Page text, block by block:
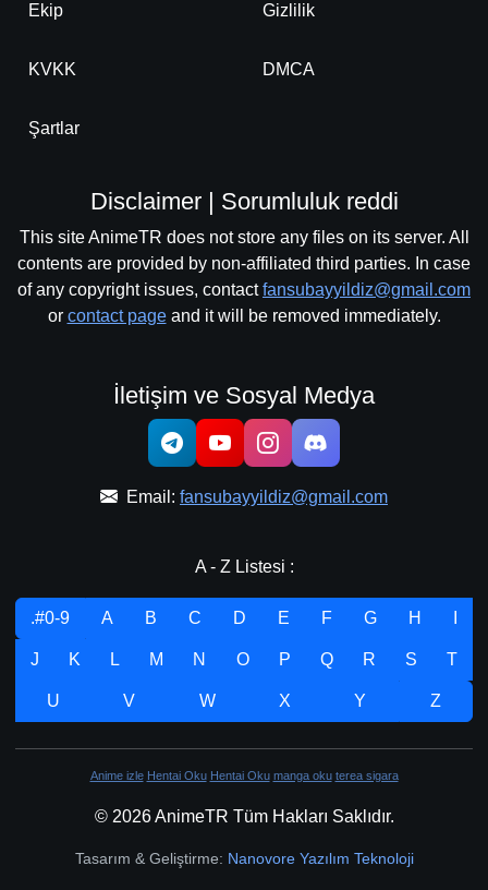
Ekip Gizlilik
KVKK DMCA
Şartlar
Disclaimer | Sorumluluk reddi
This site AnimeTR does not store any files on its server. All
contents are provided by non-affiliated third parties. In case
of any copyright issues, contactfansubayyildiz@gmail.com
or contact pageand it will be removed immediately.
İletişim ve Sosyal Medya
Email: fansubayyildiz@gmail.com
A - Z Listesi :
.#0-9 A B C D E F G H
J K L M N O P Q R S T
U V W X Y Z
Anime izle Hentai Oku Hentai Oku manga oku terea sigara
© 2026 AnimeTR Tüm Hakları Saklıdır.
Tasarım & Geliştirme: Nanovore Yazılım Teknoloji